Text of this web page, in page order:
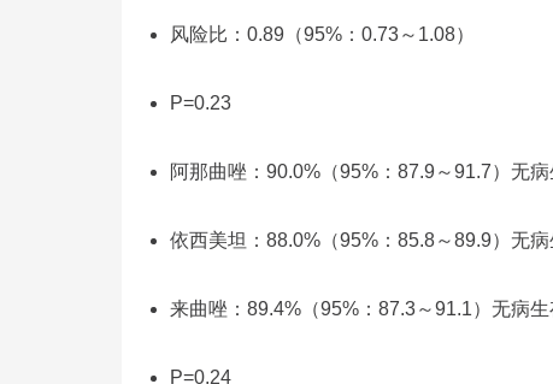
风险比：0.89（95%：0.73～1.08）
P=0.23
阿那曲唑：90.0%（95%：87.9～91.7）无
依西美坦：88.0%（95%：85.8～89.9）无
来曲唑：89.4%（95%：87.3～91.1）无病生
P=0.24